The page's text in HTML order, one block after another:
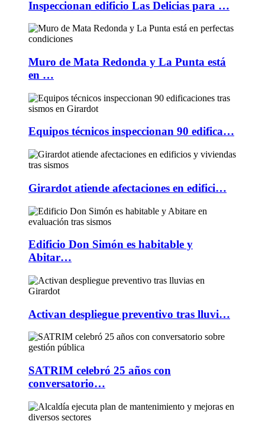
Inspeccionan edificio Las Delicias para …
Muro de Mata Redonda y La Punta está
en …
Equipos técnicos inspeccionan 90 edifica…
Girardot atiende afectaciones en edifici…
Edificio Don Simón es habitable y
Abitar…
Activan despliegue preventivo tras lluvi…
SATRIM celebró 25 años con
conversatorio…